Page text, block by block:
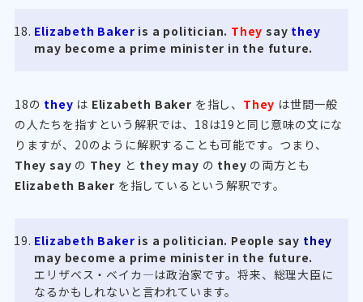
Elizabeth Baker is a politician. They say they
may become a prime minister in the future.
18の they は Elizabeth Baker を指し、 They は世間一般
の人たちを指すという解釈では、18は19と同じ意味の文にな
りますが、20のように解釈することも可能です。つまり、
They say の They と they may の they の両方とも
Elizabeth Baker を指しているという解釈です。
Elizabeth Baker is a politician. People say they
may become a prime minister in the future.
エリザベス・ベイカ―は政治家です。将来、総理大臣に
なるかもしれないと言われています。